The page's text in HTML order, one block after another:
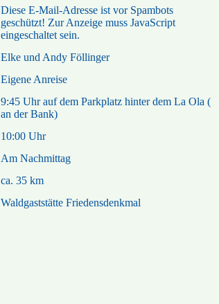
Diese E-Mail-Adresse ist vor Spambots
geschützt! Zur Anzeige muss JavaScript
eingeschaltet sein.
Elke und Andy Föllinger
Eigene Anreise
9:45 Uhr auf dem Parkplatz hinter dem La Ola (
an der Bank)
10:00 Uhr
Am Nachmittag
ca. 35 km
Waldgaststätte Friedensdenkmal